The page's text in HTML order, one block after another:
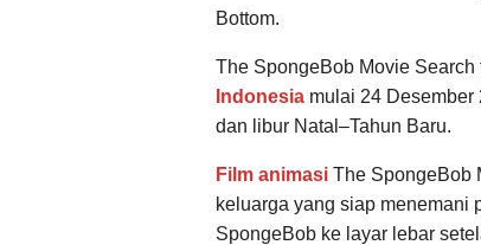
Bottom.
The SpongeBob Movie
Indonesia mulai 24 Desember
dan libur Natal–Tahun Baru.
Film animasi The SpongeBob
keluarga yang siap menemani
SpongeBob ke layar lebar